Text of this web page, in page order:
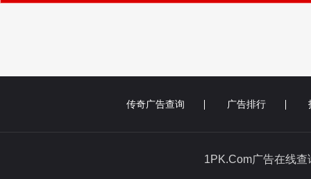
传奇广告查询 广告排行
1PK.Com广告在